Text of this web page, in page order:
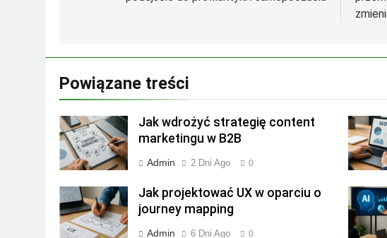
Powiązane treści
Jak wdrożyć strategię content
marketingu w B2B
Admin 2 Dni Ago 0
Jak projektować UX w oparciu o
journey mapping
Admin 6 Dni Ago 0